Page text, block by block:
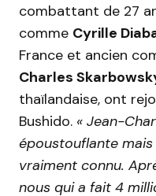
combattant de 27
comme Cyrille
France et ancien
Charles
thaïlandaise, ont
Bushido. « Jean-
époustouflante mais
vraiment connu.
nous qui a fait 4